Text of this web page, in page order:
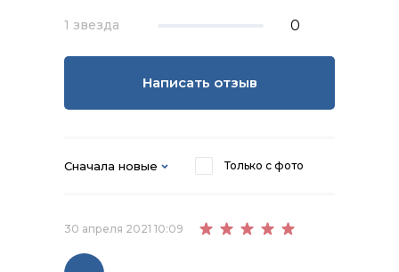
1 звезда 0
Написать отзыв
Сначала новые Только с фото
30 апреля 2021 10:09